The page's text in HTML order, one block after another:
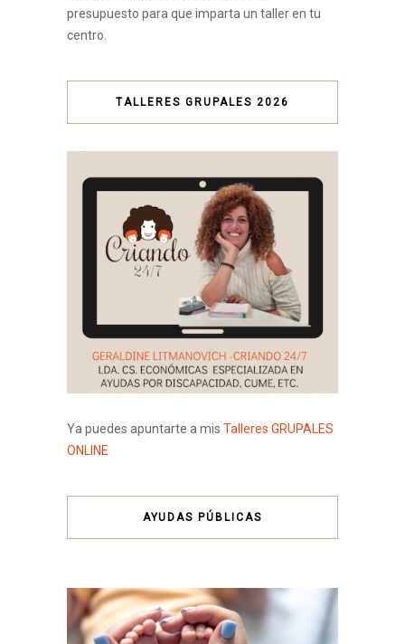
presupuesto para que imparta un taller en tu
centro.
TALLERES GRUPALES 2026
Ya puedes apuntarte a mis Talleres GRUPALES
ONLINE
AYUDAS PÚBLICAS